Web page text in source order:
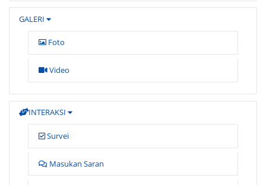
GALERI
Foto
Video
INTERAKSI
Survei
Masukan Saran